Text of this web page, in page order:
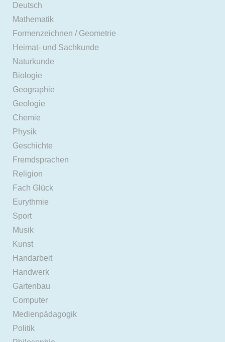
Deutsch
Mathematik
Formenzeichnen / Geometrie
Heimat- und Sachkunde
Naturkunde
Biologie
Geographie
Geologie
Chemie
Physik
Geschichte
Fremdsprachen
Religion
Fach Glück
Eurythmie
Sport
Musik
Kunst
Handarbeit
Handwerk
Gartenbau
Computer
Medienpädagogik
Politik